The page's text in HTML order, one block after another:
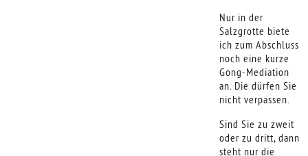
Nur in der
Salzgrotte biete
ich zum Abschluss
noch eine kurze
Gong-Mediation
an. Die dürfen Sie
nicht verpassen.
Sind Sie zu zweit
oder zu dritt, dann
steht nur die